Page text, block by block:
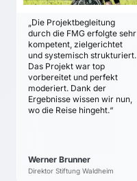
„Die Projektbegleitung
durch die FMG erfolgte sehr
kompetent, zielgerichtet
und systemisch strukturiert.
Das Projekt war top
vorbereitet und perfekt
moderiert. Dank der
Ergebnisse wissen wir nun,
wo die Reise hingeht.“
Werner Brunner
Direktor Stiftung Waldheim
Strategiearbeit.
Es ist klar, welche
Elemente der Strategie
beibehalten, verändert
oder angepasst werden.
Es ist klar und
transparent, was
alternative